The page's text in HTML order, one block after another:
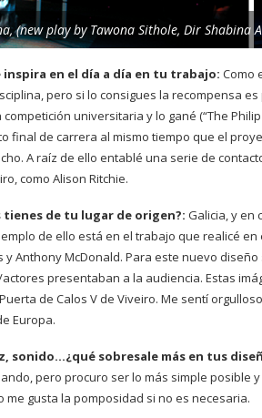
(new play by Tawona Sithole, Dir Shabina
en el día a día en tu trabajo: Como
pero si lo consigues la recompensa
universitaria y lo gané (“The
final de carrera al mismo tiempo que el
A raíz de ello entablé una serie de
como Alison Ritchie.
tienes de tu lugar de origen?: Galicia, y en
de ello está en el trabajo que realicé
y Anthony McDonald. Para este nuevo
presentaban a la audiencia. Estas
de Calos V de Viveiro. Me sentí
Europa.
sonido…¿qué sobresale más en tus
pero procuro ser lo más simple posible
me gusta la pomposidad si no es necesaria.